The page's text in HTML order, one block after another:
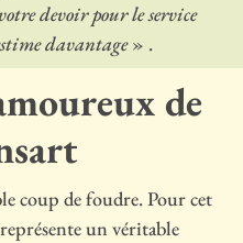
devoir pour le service
davantage» .
de
coup de foudre. Pour cet
un véritable